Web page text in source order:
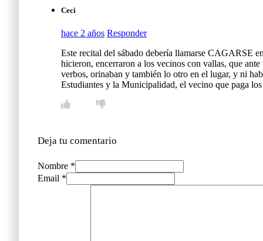
Ceci
hace 2 años Responder
Este recital del sábado debería llamarse
hicieron, encerraron a los vecinos con vallas, que
verbos, orinaban y también lo otro en el lugar, y ni
Estudiantes y la Municipalidad, el vecino que paga
Deja tu comentario
Nombre *
Email *